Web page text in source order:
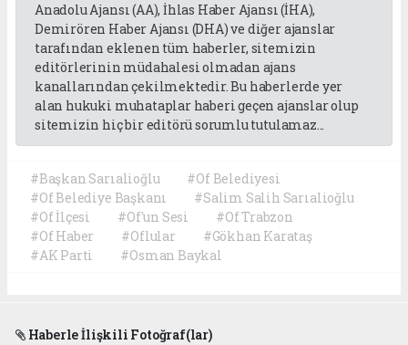
Anadolu Ajansı (AA), İhlas Haber Ajansı (İHA),
Demirören Haber Ajansı (DHA) ve diğer ajanslar
tarafından eklenen tüm haberler, sitemizin
editörlerinin müdahalesi olmadan ajans
kanallarından çekilmektedir. Bu haberlerde yer
alan hukuki muhataplar haberi geçen ajanslar olup
sitemizin hiç bir editörü sorumlu tutulamaz...
#Başkan Sarıalioğlu
#Of Belediyesi
#Of Belediye Başkanı
#Salim Salih Sarıalioğlu
#Of İlçesi
#Of'un Sesi
#Of Trabzon
#Of Haber
#Oflular
#Gökhan Karataş
#AK Parti
#Osman Baykal
Haberle İlişkili Fotoğraf(lar)